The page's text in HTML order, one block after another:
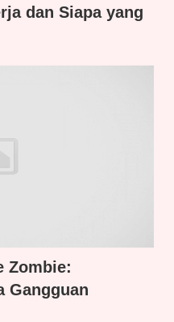
dan Siapa yang
Zombie:
Gangguan